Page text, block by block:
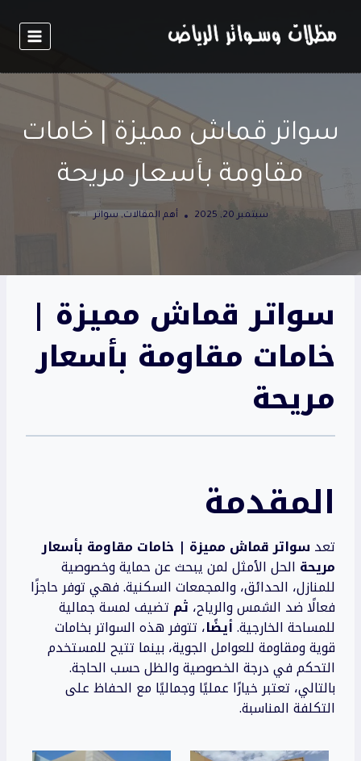
المحتوى
سواتر قماش مميزة | خامات
مقاومة بأسعار مريحة
سبتمبر 20, 2025 أهم المقالات,سواتر
سواتر قماش مميزة |
خامات مقاومة بأسعار
مريحة
المقدمة
تعد سواتر قماش مميزة | خامات مقاومة بأسعار
مريحة الحل الأمثل لمن يبحث عن حماية وخصوصية
للمنازل، الحدائق، والمجمعات السكنية. فهي توفر حاجزًا
فعالًا ضد الشمس والرياح، ثم تضيف لمسة جمالية
للمساحة الخارجية.أيضًا، تتوفر هذه السواتر بخامات
قوية ومقاومة للعوامل الجوية، بينما تتيح للمستخدم
التحكم في درجة الخصوصية والظل حسب الحاجة.
بالتالي، تعتبر خيارًا عمليًا وجماليًا مع الحفاظ على
التكلفة المناسبة.